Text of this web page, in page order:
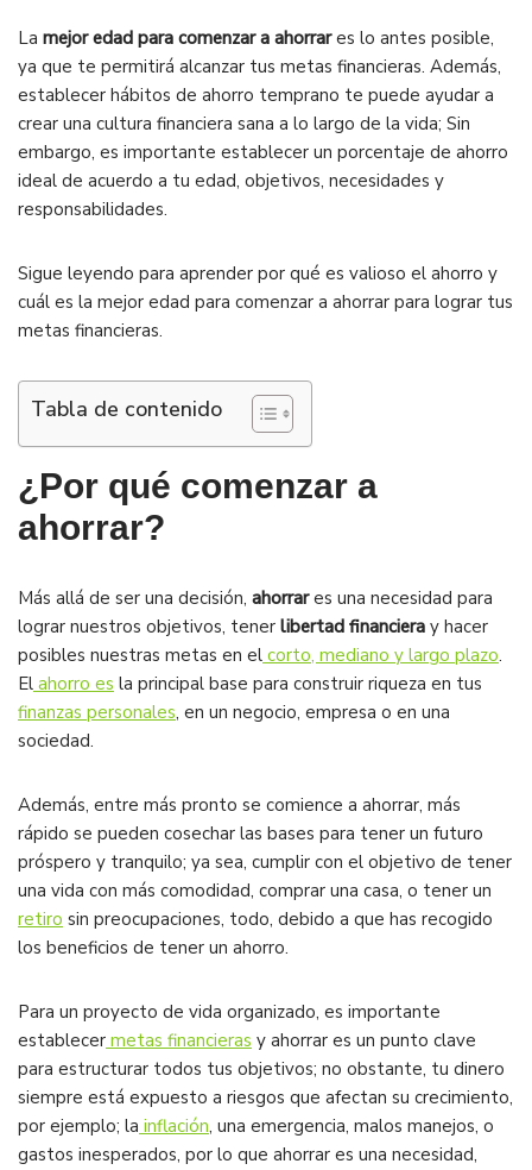
La mejor edad para comenzar a ahorrares lo antes posible,
ya que te permitirá alcanzar tus metas financieras. Además,
establecer hábitos de ahorro temprano te puede ayudar a
crear una cultura financiera sana a lo largo de la vida; Sin
embargo, es importante establecer un porcentaje de ahorro
ideal de acuerdo a tu edad, objetivos, necesidades y
responsabilidades.
Sigue leyendo para aprender por qué es valioso el ahorro y
cuál es la mejor edad para comenzar a ahorrar para lograr tus
metas financieras.
Tabla de contenido
¿Por qué comenzar a
ahorrar?
Más allá de ser una decisión, ahorrares una necesidad para
lograr nuestros objetivos, tener libertad financiera y hacer
posibles nuestras metas en el corto, mediano y largo plazo.
El ahorro es la principal base para construir riqueza en tus
finanzas personales, en un negocio, empresa o en una
sociedad.
Además, entre más pronto se comience a ahorrar, más
rápido se pueden cosechar las bases para tener un futuro
próspero y tranquilo; ya sea, cumplir con el objetivo de tener
una vida con más comodidad, comprar una casa, o tener un
retiro sin preocupaciones, todo, debido a que has recogido
los beneficios de tener un ahorro.
Para un proyecto de vida organizado, es importante
establecer metas financieras y ahorrar es un punto clave
para estructurar todos tus objetivos; no obstante, tu dinero
siempre está expuesto a riesgos que afectan su crecimiento,
por ejemplo; la inflación, una emergencia, malos manejos, o
gastos inesperados, por lo que ahorrar es una necesidad,